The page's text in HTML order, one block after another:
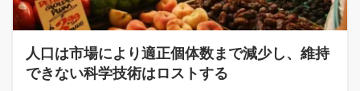
人口は市場により適正個体数まで減少し、維持
できない科学技術はロストする